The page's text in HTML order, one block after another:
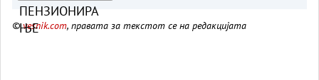
©vesnik.com, правата за текстот се на редакцијата